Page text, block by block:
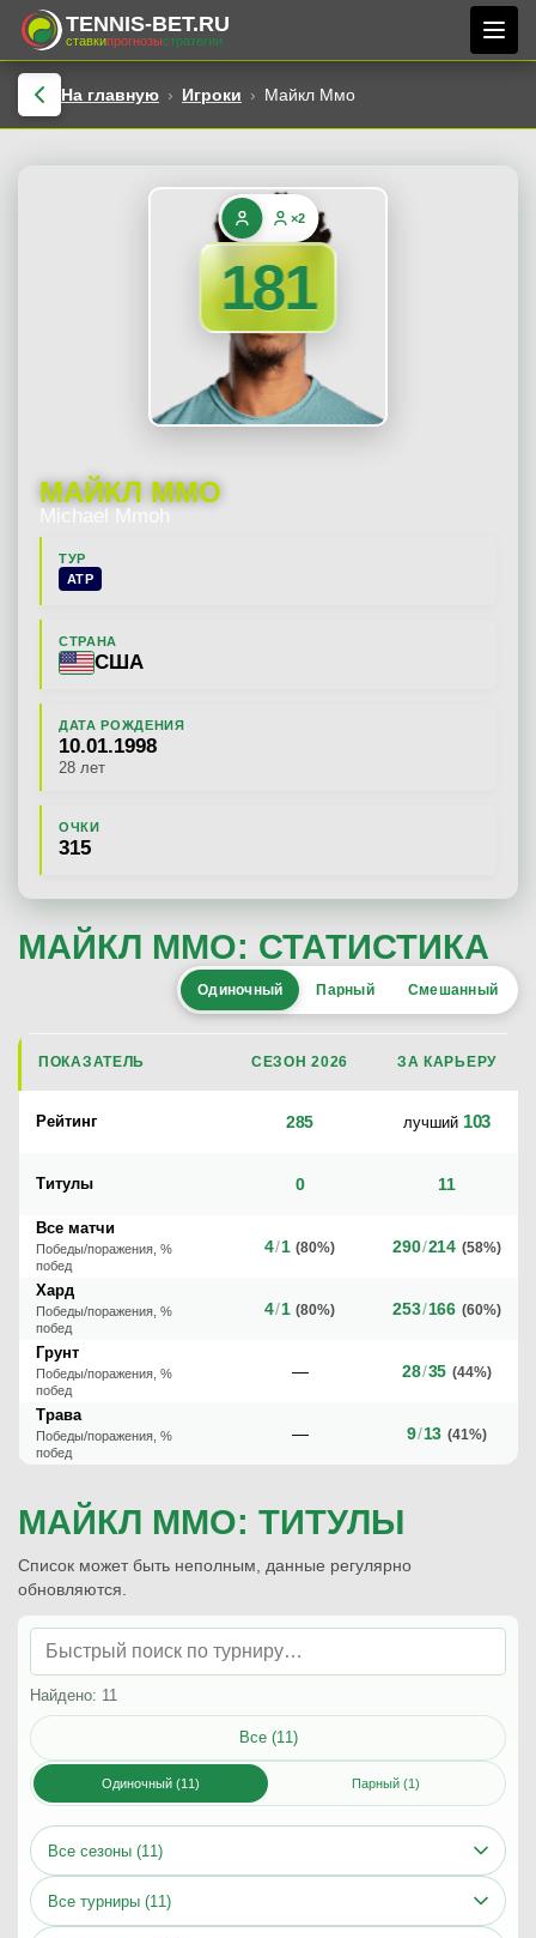
TENNIS-BET.RU
ставкипрогнозыстратегии
На главную Игроки Майкл Ммо
МАЙКЛ ММО
Michael Mmoh
ТУР
ATP
СТРАНА
США
ДАТА РОЖДЕНИЯ
10.01.1998
28 лет
ОЧКИ
315
×2
181
МАЙКЛ ММО: СТАТИСТИКА
Одиночный Парный Смешанный
ПОКАЗАТЕЛЬ СЕЗОН 2026 ЗА КАРЬЕРУ
Рейтинг 285 лучший 103
Титулы 0 11
Все матчи
Победы/поражения, %
побед
4/1 (80%) 290/214 (58%)
Хард
Победы/поражения, %
побед
4/1 (80%) 253/166 (60%)
Грунт
Победы/поражения, %
побед
— 28/35 (44%)
Трава
Победы/поражения, %
побед
— 9/13 (41%)
МАЙКЛ ММО: ТИТУЛЫ
Список может быть неполным, данные регулярно
обновляются.
Найдено: 11
Все (11)
Одиночный (11) Парный (1)
Все сезоны (11)
Все турниры (11)